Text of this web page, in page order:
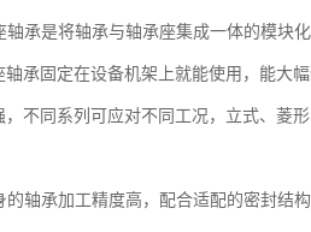
轴承是将轴承与轴承座集成一体的模块
轴承固定在设备机架上就能使用，能大
，不同系列可应对不同工况，立式、菱
的轴承加工精度高，配合适配的密封结